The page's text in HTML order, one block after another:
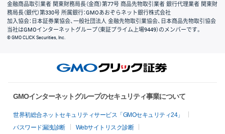
金融商品取引業者 関東財務局長（金商）第77号 商品先物取引業者 銀行代理業者 関東財
務局長（銀代）第330号 所属銀行：GMOあおぞらネット銀行株式会社
加入協会：日本証券業協会、一般社団法人 金融先物取引業協会、日本商品先物取引協会
当社はGMOインターネットグループ（東証プライム上場9449）のメンバーです。
© GMO CLICK Securities, Inc.
GMOインターネットグループのセキュリティ事業について
世界初総合ネットセキュリティサービス「GMOセキュリティ24」
パスワード漏洩診断
Webサイトリスク診断